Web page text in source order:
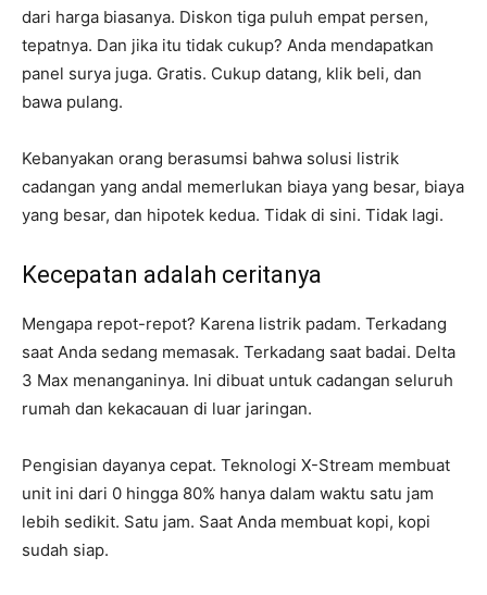
dari harga biasanya. Diskon tiga puluh empat persen,
tepatnya. Dan jika itu tidak cukup? Anda mendapatkan
panel surya juga. Gratis. Cukup datang, klik beli, dan
bawa pulang.
Kebanyakan orang berasumsi bahwa solusi listrik
cadangan yang andal memerlukan biaya yang besar, biaya
yang besar, dan hipotek kedua. Tidak di sini. Tidak lagi.
Kecepatan adalah ceritanya
Mengapa repot-repot? Karena listrik padam. Terkadang
saat Anda sedang memasak. Terkadang saat badai. Delta
3 Max menanganinya. Ini dibuat untuk cadangan seluruh
rumah dan kekacauan di luar jaringan.
Pengisian dayanya cepat. Teknologi X-Stream membuat
unit ini dari 0 hingga 80% hanya dalam waktu satu jam
lebih sedikit. Satu jam. Saat Anda membuat kopi, kopi
sudah siap.